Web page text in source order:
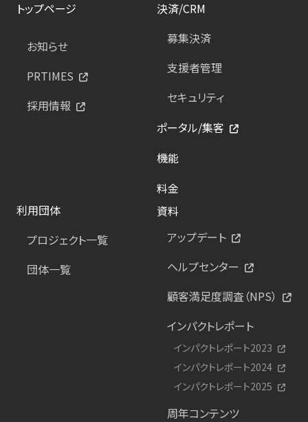
トップページ
お知らせ
PRTIMES
採用情報
決済/CRM
募集決済
支援者管理
セキュリティ
ポータル/集客
機能
料金
利用団体
プロジェクト一覧
団体一覧
資料
アップデート
ヘルプセンター
顧客満足度調査（NPS）
インパクトレポート
インパクトレポート2023
インパクトレポート2024
インパクトレポート2025
周年コンテンツ